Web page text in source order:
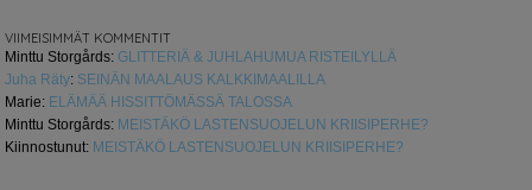
VIIMEISIMMÄT KOMMENTIT
Minttu Storgårds: GLITTERIÄ & JUHLAHUMUA RISTEILYLLÄ
Juha Räty: SEINÄN MAALAUS KALKKIMAALILLA
Marie: ELÄMÄÄ HISSITTÖMÄSSÄ TALOSSA
Minttu Storgårds: MEISTÄKÖ LASTENSUOJELUN KRIISIPERHE?
Kiinnostunut: MEISTÄKÖ LASTENSUOJELUN KRIISIPERHE?